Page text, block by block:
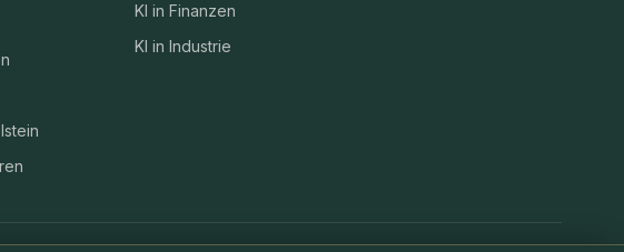
KI in Finanzen
KI in Industrie